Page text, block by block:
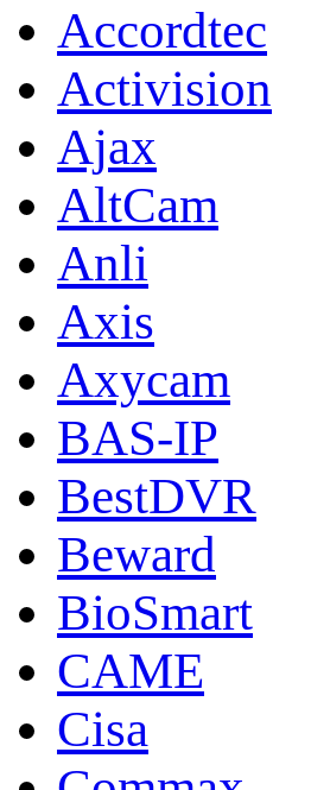
Accordtec
Activision
Ajax
AltCam
Anli
Axis
Axycam
BAS-IP
BestDVR
Beward
BioSmart
CAME
Cisa